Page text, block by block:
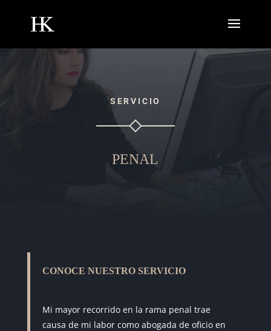
SERVICIO
PENAL
CONOCE NUESTRO SERVICIO
Mi mayor recorrido en la rama penal trae
causa de mi labor como abogada de oficio en